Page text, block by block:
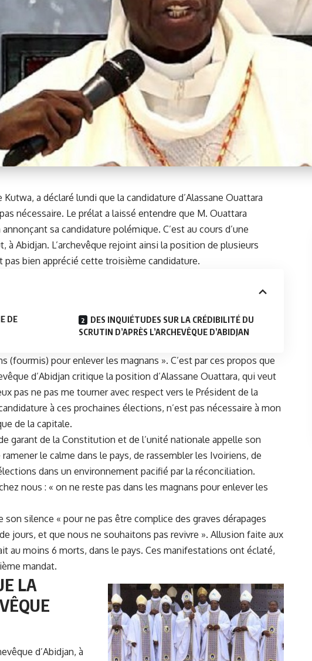
Kutwa, a déclaré lundi que la candidature d’Alassane Ouattara
nécessaire. Le prélat a laissé entendre que M. Ouattara
sa candidature polémique. C’est au cours d’une
à Abidjan. L’archevêque rejoint ainsi la position de plusieurs
pas bien apprécié cette troisième candidature.
DE
DES INQUIÉTUDES SUR LA CRÉDIBILITÉ DU
SCRUTIN D’APRÈS L’ARCHEVÊQUE D’ABIDJAN
(fourmis) pour enlever les magnans ». C’est par ces propos que
d’Abidjan critique la position d’Alassane Ouattara, qui veut
pas ne pas me tourner avec respect vers le Président de la
à ces prochaines élections, n’est pas nécessaire à mon
de la capitale.
garant de la Constitution et de l’unité nationale appelle son
le calme dans le pays, de rassembler les Ivoiriens, de
dans un environnement pacifié par la réconciliation.
nous : « on ne reste pas dans les magnans pour enlever les
son silence « pour ne pas être complice des graves dérapages
jours, et que nous ne souhaitons pas revivre ». Allusion faite aux
au moins 6 morts, dans le pays. Ces manifestations ont éclaté,
mandat.
LA
d’Abidjan, à